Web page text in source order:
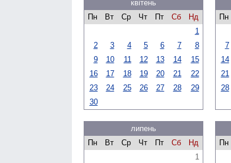
квітень
Пн
Вт Ср Чт Пт Сб
Нд
1
2
3 4 5 6 7
8
9
10 11 12 13 14
15
16
17 18 19 20 21
22
23
24 25 26 27 28
29
30
Пн
7
14
21
28
липень
Пн
Вт Ср Чт Пт Сб
Нд
1
Пн